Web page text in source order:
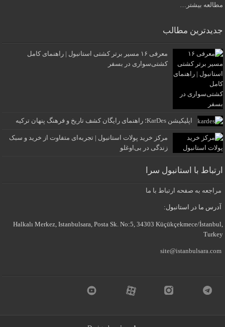
مطالعه بیشتر…
جدیدترین مطالب
معرفی ۱۶ مسیر برتر کشتی استانبول | راهنمای کامل
کشتی‌سواری در بسفر
اپلیکیشن KarDes؛ راهنمای رایگان کشف تاریخ و فرهنگ پنهان ترکیه
مرکز خرید پولات استانبول | تجربه‌ای متفاوت از خرید و سبک
زندگی در بی‌اوغلو
ارتباط با استانبول سرا
مراجعه به صفحه ارتباط با ما
آدرس ما در استانبول:
Halkalı Merkez, Istanbulsara, Posta Sk. No:5, 34303 Küçükçekmece/İstanbul,
Turkey
site@istanbulsara.com